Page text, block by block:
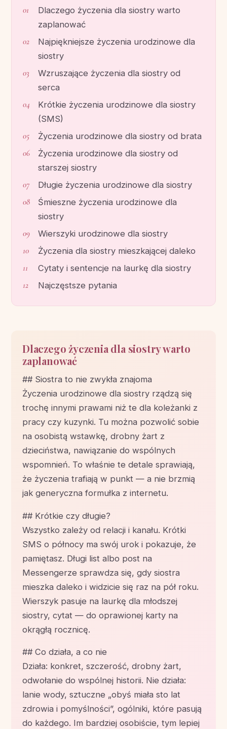
Dlaczego życzenia dla siostry warto
zaplanować
Najpiękniejsze życzenia urodzinowe dla
siostry
Wzruszające życzenia dla siostry od
serca
Krótkie życzenia urodzinowe dla siostry
(SMS)
Życzenia urodzinowe dla siostry od brata
Życzenia urodzinowe dla siostry od
starszej siostry
Długie życzenia urodzinowe dla siostry
Śmieszne życzenia urodzinowe dla
siostry
Wierszyki urodzinowe dla siostry
Życzenia dla siostry mieszkającej daleko
Cytaty i sentencje na laurkę dla siostry
Najczęstsze pytania
Dlaczego życzenia dla siostry warto
zaplanować
## Siostra to nie zwykła znajoma
Życzenia urodzinowe dla siostry rządzą się
trochę innymi prawami niż te dla koleżanki z
pracy czy kuzynki. Tu można pozwolić sobie
na osobistą wstawkę, drobny żart z
dzieciństwa, nawiązanie do wspólnych
wspomnień. To właśnie te detale sprawiają,
że życzenia trafiają w punkt — a nie brzmią
jak generyczna formułka z internetu.
## Krótkie czy długie?
Wszystko zależy od relacji i kanału. Krótki
SMS o północy ma swój urok i pokazuje, że
pamiętasz. Długi list albo post na
Messengerze sprawdza się, gdy siostra
mieszka daleko i widzicie się raz na pół roku.
Wierszyk pasuje na laurkę dla młodszej
siostry, cytat — do oprawionej karty na
okrągłą rocznicę.
## Co działa, a co nie
Działa: konkret, szczerość, drobny żart,
odwołanie do wspólnej historii. Nie działa:
lanie wody, sztuczne „obyś miała sto lat
zdrowia i pomyślności”, ogólniki, które pasują
do każdego. Im bardziej osobiście, tym lepiej